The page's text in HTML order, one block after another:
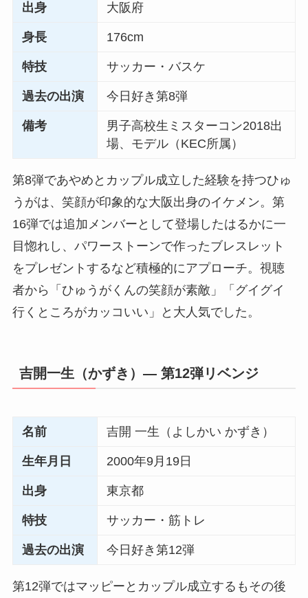
出身 大阪府
身長 176cm
特技 サッカー・バスケ
過去の出演 今日好き第8弾
備考
男子高校生ミスターコン2018出
場、モデル（KEC所属）
第8弾であやめとカップル成立した経験を持つひゅ
うがは、笑顔が印象的な大阪出身のイケメン。第
16弾では追加メンバーとして登場したはるかに一
目惚れし、パワーストーンで作ったブレスレット
をプレゼントするなど積極的にアプローチ。視聴
者から「ひゅうがくんの笑顔が素敵」「グイグイ
行くところがカッコいい」と大人気でした。
吉開一生（かずき）― 第12弾リベンジ
名前 吉開 一生（よしかい かずき）
生年月日 2000年9月19日
出身 東京都
特技 サッカー・筋トレ
過去の出演 今日好き第12弾
第12弾ではマッピーとカップル成立するもその後